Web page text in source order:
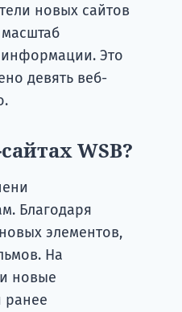
новых сайтов
информации. Это
девять веб-
WSB?
Благодаря
элементов,
На
новые
ранее